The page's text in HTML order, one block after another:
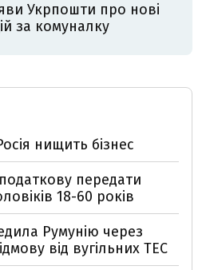
Укрпошти про нові
за комуналку
нищить бізнес
передати
18-60 років
Румунію через
від вугільних ТЕС